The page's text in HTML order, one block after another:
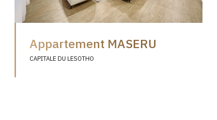
Appartement MASERU
CAPITALE DU LESOTHO